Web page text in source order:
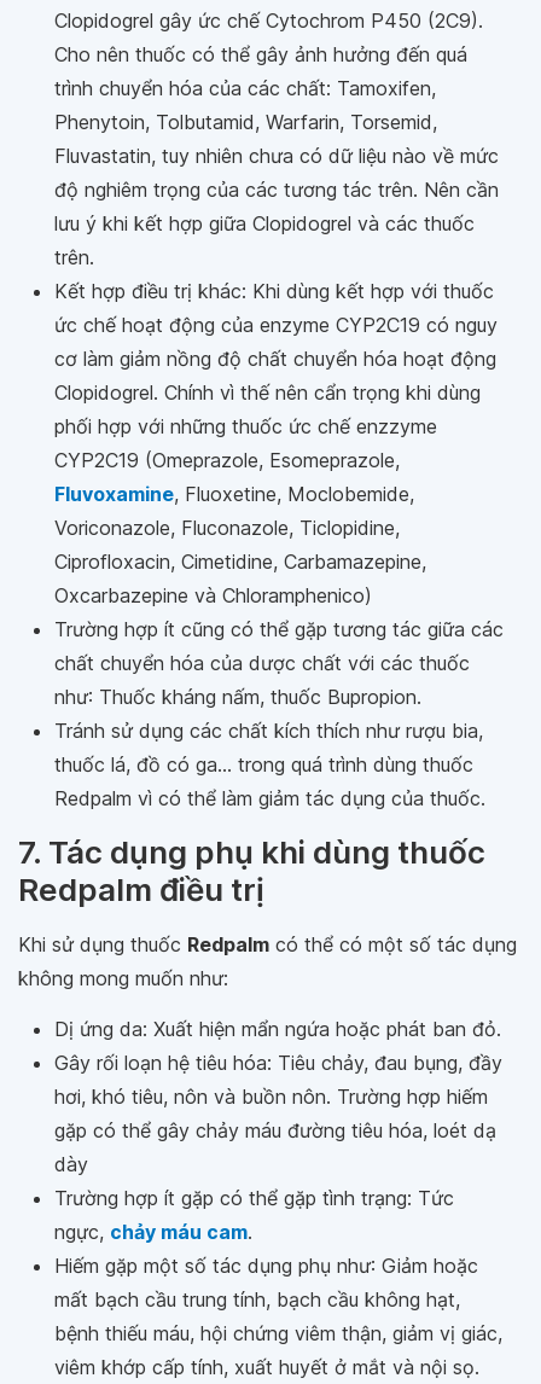
Clopidogrel gây ức chế Cytochrom P450 (2C9).
Cho nên thuốc có thể gây ảnh hưởng đến quá
trình chuyển hóa của các chất: Tamoxifen,
Phenytoin, Tolbutamid, Warfarin, Torsemid,
Fluvastatin, tuy nhiên chưa có dữ liệu nào về mức
độ nghiêm trọng của các tương tác trên. Nên cần
lưu ý khi kết hợp giữa Clopidogrel và các thuốc
trên.
Kết hợp điều trị khác: Khi dùng kết hợp với thuốc
ức chế hoạt động của enzyme CYP2C19 có nguy
cơ làm giảm nồng độ chất chuyển hóa hoạt động
Clopidogrel. Chính vì thế nên cẩn trọng khi dùng
phối hợp với những thuốc ức chế enzzyme
CYP2C19 (Omeprazole, Esomeprazole,
Fluvoxamine, Fluoxetine, Moclobemide,
Voriconazole, Fluconazole, Ticlopidine,
Ciprofloxacin, Cimetidine, Carbamazepine,
Oxcarbazepine và Chloramphenico)
Trường hợp ít cũng có thể gặp tương tác giữa các
chất chuyển hóa của dược chất với các thuốc
như: Thuốc kháng nấm, thuốc Bupropion.
Tránh sử dụng các chất kích thích như rượu bia,
thuốc lá, đồ có ga... trong quá trình dùng thuốc
Redpalm vì có thể làm giảm tác dụng của thuốc.
7. Tác dụng phụ khi dùng thuốc
Redpalm điều trị
Khi sử dụng thuốc Redpalm có thể có một số tác dụng
không mong muốn như:
Dị ứng da: Xuất hiện mẩn ngứa hoặc phát ban đỏ.
Gây rối loạn hệ tiêu hóa: Tiêu chảy, đau bụng, đầy
hơi, khó tiêu, nôn và buồn nôn. Trường hợp hiếm
gặp có thể gây chảy máu đường tiêu hóa, loét dạ
dày
Trường hợp ít gặp có thể gặp tình trạng: Tức
ngực, chảy máu cam.
Hiếm gặp một số tác dụng phụ như: Giảm hoặc
mất bạch cầu trung tính, bạch cầu không hạt,
bệnh thiếu máu, hội chứng viêm thận, giảm vị giác,
viêm khớp cấp tính, xuất huyết ở mắt và nội sọ.